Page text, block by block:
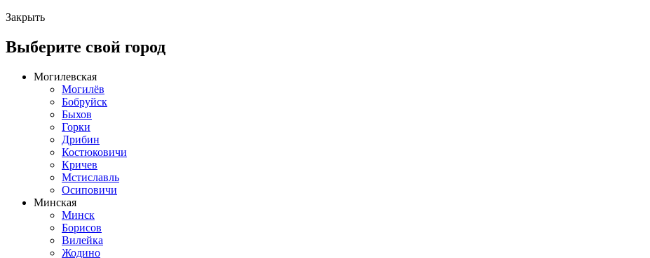
Закрыть
Выберите свой город
Могилевская
Могилёв
Бобруйск
Быхов
Горки
Дрибин
Костюковичи
Кричев
Мстиславль
Осиповичи
Минская
Минск
Борисов
Вилейка
Жодино